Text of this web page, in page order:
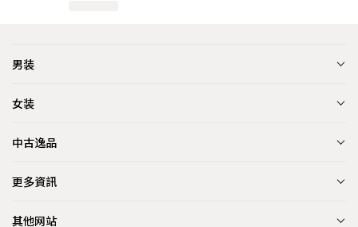
男装
女装
中古逸品
更多資訊
其他网站